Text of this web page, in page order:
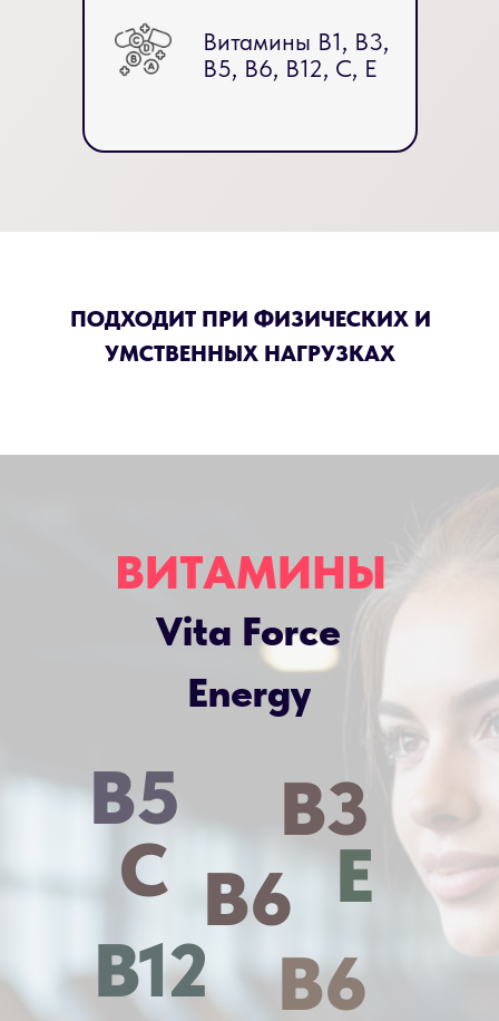
Витамины B1, B3,
B5, B6, B12, C, E
ПОДХОДИТ ПРИ ФИЗИЧЕСКИХ И
УМСТВЕННЫХ НАГРУЗКАХ
ВИТАМИНЫ
C
B3
E
B5
B6
B6
B12
Vita Force
Energy